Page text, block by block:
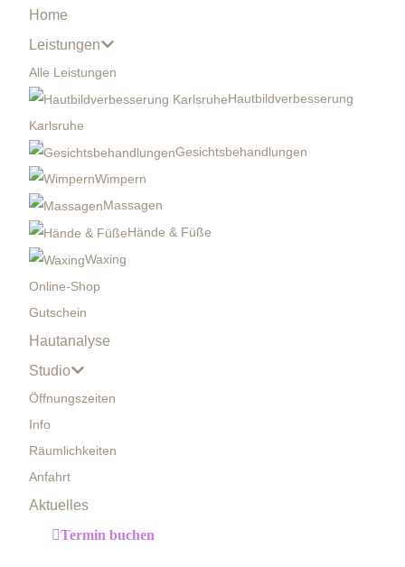
Home
Leistungen
Alle Leistungen
Hautbildverbesserung
Karlsruhe
Gesichtsbehandlungen
Wimpern
Massagen
Hände & Füße
Waxing
Online-Shop
Gutschein
Hautanalyse
Studio
Öffnungszeiten
Info
Räumlichkeiten
Anfahrt
Aktuelles
Termin buchen